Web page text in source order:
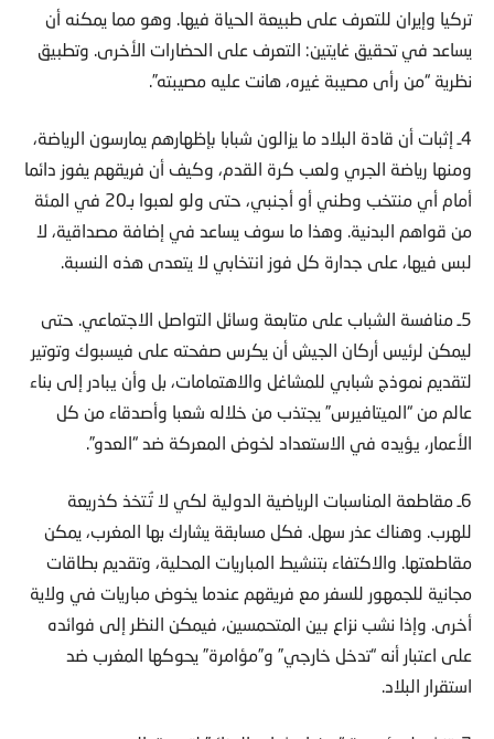
يساعد في تحقيق غايتين: التعرف على الحضارات الأخرى. وتطبيق
نظرية “من رأى مصيبة غيره، هانت عليه مصيبته”.
ومنها رياضة الجري ولعب كرة القدم، وكيف أن فريقهم يفوز دائما
أمام أي منتخب وطني أو أجنبي، حتى ولو لعبوا بـ20 في المئة
من قواهم البدنية. وهذا ما سوف يساعد في إضافة مصداقية، لا
لبس فيها، على جدارة كل فوز انتخابي لا يتعدى هذه النسبة.
ليمكن لرئيس أركان الجيش أن يكرس صفحته على فيسبوك وتوتير
لتقديم نموذج شبابي للمشاغل والاهتمامات، بل وأن يبادر إلى بناء
عالم من “الميتافيرس” يجتذب من خلاله شعبا وأصدقاء من كل
الأعمار، يؤيده في الاستعداد لخوض المعركة ضد “العدو”.
للهرب. وهناك عذر سهل. فكل مسابقة يشارك بها المغرب، يمكن
مقاطعتها. والاكتفاء بتنشيط المباريات المحلية، وتقديم بطاقات
مجانية للجمهور للسفر مع فريقهم عندما يخوض مباريات في ولاية
أخرى. وإذا نشب نزاع بين المتحمسين، فيمكن النظر إلى فوائده
على اعتبار أنه “تدخل خارجي” و”مؤامرة” يحوكها المغرب ضد
استقرار البلاد.